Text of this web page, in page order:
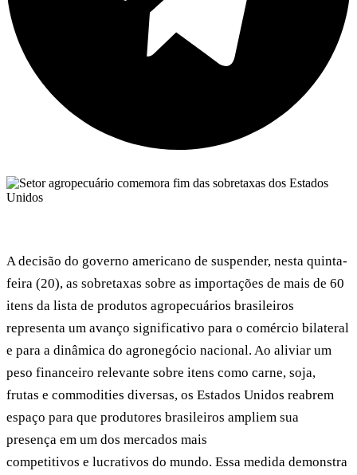
A decisão do governo americano de suspender, nesta quinta-
feira (20), as sobretaxas sobre as importações de mais de 60
itens da lista de produtos agropecuários brasileiros
representa um avanço significativo para o comércio bilateral
e para a dinâmica do agronegócio nacional. Ao aliviar um
peso financeiro relevante sobre itens como carne, soja,
frutas e commodities diversas, os Estados Unidos reabrem
espaço para que produtores brasileiros ampliem sua
presença em um dos mercados mais
competitivos e lucrativos do mundo. Essa medida demonstra